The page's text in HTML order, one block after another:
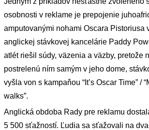
osobnosti v reklame je prepojenie
amputovanými nohami Oscara Pistoriusa
anglickej stávkovej kancelárie Paddy
atlét riešil súdy, väzenia a väzby, pretože
postrelenú ním samým v jeho dome,
vyšla von s kampaňou “It’s Oscar Time” /
walks”.
Anglická obdoba Rady pre reklamu
5 500 sťažností. Ľudia sa sťažovali na